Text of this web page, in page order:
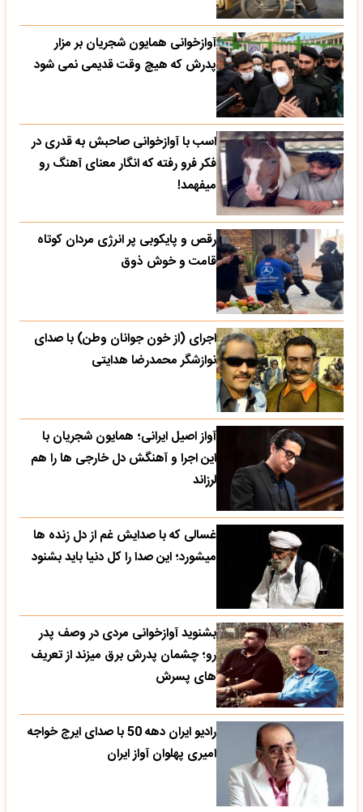
آوازخوانی همایون شجریان بر مزار
پدرش که هیچ وقت قدیمی نمی شود
اسب با آوازخوانی صاحبش به قدری در
فکر فرو رفته که انگار معنای آهنگ رو
میفهمد!
رقص و پایکوبی پر انرژی مردان کوتاه
قامت و خوش ذوق
اجرای (از خون جوانان وطن) با صدای
نوازشگر محمدرضا هدایتی
آواز اصیل ایرانی؛ همایون شجریان با
این اجرا و آهنگش دل خارجی ها را هم
لرزاند
غسالی که با صدایش غم از دل زنده ها
میشورد؛ این صدا را کل دنیا باید بشنود
بشنوید آوازخوانی مردی در وصف پدر
رو؛ چشمان پدرش برق میزند از تعریف
های پسرش
رادیو ایران دهه 50 با صدای ایرج خواجه
امیری پهلوان آواز ایران